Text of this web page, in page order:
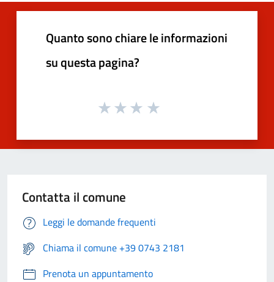
Quanto sono chiare le informazioni
su questa pagina?
Contatta il comune
Leggi le domande frequenti
Chiama il comune +39 0743 2181
Prenota un appuntamento